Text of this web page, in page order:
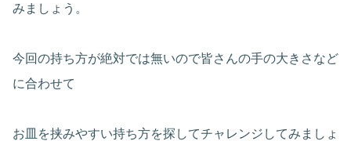
みましょう。
今回の持ち方が絶対では無いので皆さんの手の大きさなど
に合わせて
お皿を挟みやすい持ち方を探してチャレンジしてみましょ